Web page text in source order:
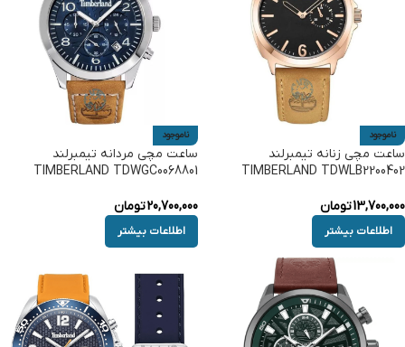
ناموجود
ساعت مچی زنانه تیمبرلند
TIMBERLAND TDWLB2200402
13,700,000تومان
اطلاعات بیشتر
ناموجود
ساعت مچی مردانه تیمبرلند
TIMBERLAND TDWGC0068801
20,700,000تومان
اطلاعات بیشتر